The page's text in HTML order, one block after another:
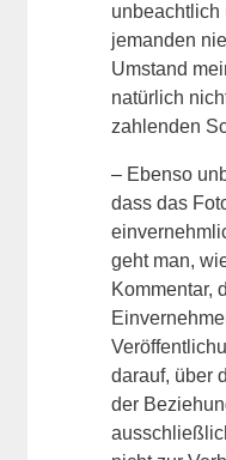
unbeachtlich
jemanden
Umstand
natürlich
zahlenden
– Ebenso
dass das
geht man,
Kommentar,
darauf, über
der